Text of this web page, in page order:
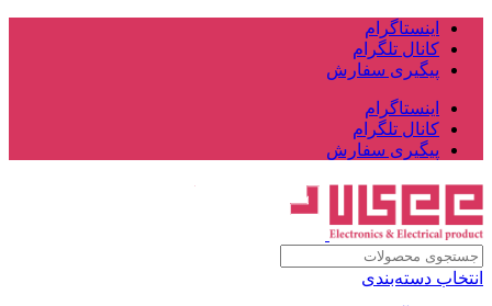
اینستاگرام
کانال تلگرام
پیگیری سفارش
اینستاگرام
کانال تلگرام
پیگیری سفارش
انتخاب دسته‌بندی